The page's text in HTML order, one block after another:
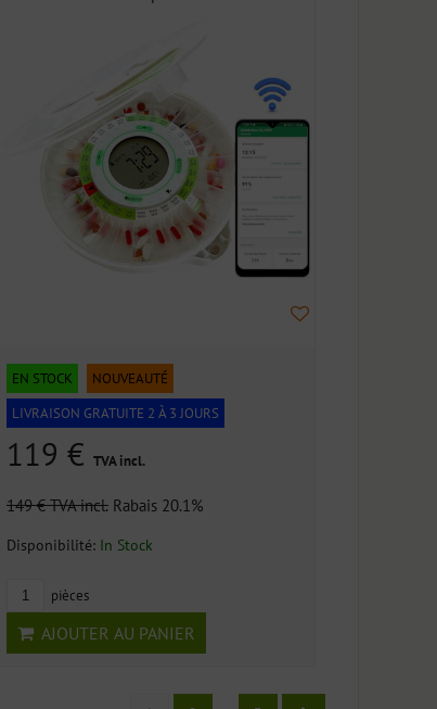
EN STOCK
NOUVEAUTÉ
LIVRAISON GRATUITE 2 À 3 JOURS
119 €TVA incl.
149 €TVA incl. Rabais 20.1%
Disponibilité: In Stock
pièces
AJOUTER AU PANIER